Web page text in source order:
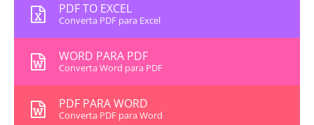
PDF TO EXCEL
Converta PDF para Excel
WORD PARA PDF
Converta Word para PDF
PDF PARA WORD
Converta PDF para Word